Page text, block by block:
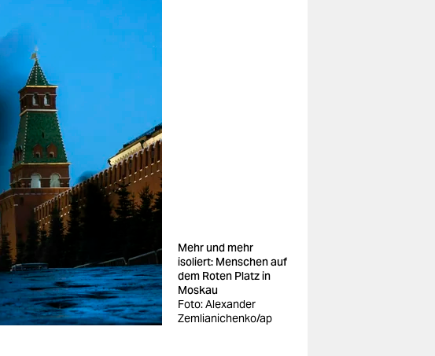
Mehr und mehr
isoliert: Menschen auf
dem Roten Platz in
Moskau
Foto: Alexander
Zemlianichenko/ap